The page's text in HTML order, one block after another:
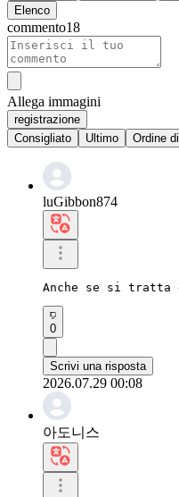
Elenco
commento18
Allega immagini
registrazione
Consigliato
Ultimo Ordine
luGibbon874
Anche se si tratta
0
Scrivi una risposta
2026.07.29 00:08
아도니스